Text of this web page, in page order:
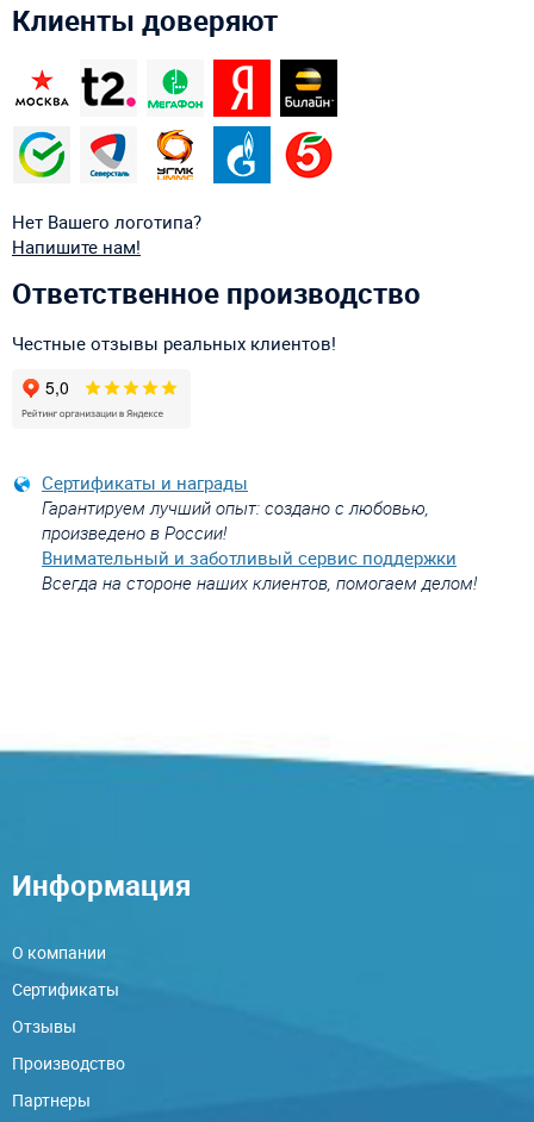
Клиенты доверяют
Нет Вашего логотипа?
Напишите нам!
Ответственное производство
Честные отзывы реальных клиентов!
Сертификаты и награды
Гарантируем лучший опыт: создано с любовью,
произведено в России!
Внимательный и заботливый сервис поддержки
Всегда на стороне наших клиентов, помогаем делом!
Информация
О компании
Сертификаты
Отзывы
Производство
Партнеры